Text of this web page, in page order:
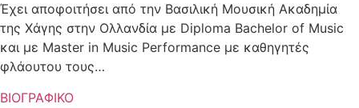
Έχει αποφοιτήσει από την Βασιλική Μουσική Ακαδηµία
της Χάγης στην Ολλανδία µε Diploma Bachelor of Music
και µε Master in Music Performance µε καθηγητές
φλάουτου τους…
ΒΙΟΓΡΑΦΙΚΟ